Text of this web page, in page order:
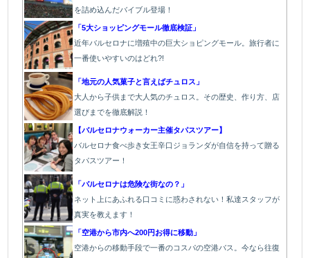
を詰め込んだバイブル登場！
「5大ショッピングモール徹底検証」
近年バルセロナに増殖中の巨大ショピングモール。旅行者に
一番使いやすいのはどれ?!
「地元の人気菓子と言えばチュロス」
大人から子供まで大人気のチュロス。その歴史、作り方、店
選びまでを徹底解説！
【バルセロナウォーカー主催タパスツアー】
バルセロナ食べ歩き女王辛口ジョランダが自信を持って贈る
タパスツアー！
「バルセロナは危険な街なの？」
ネット上にあふれる口コミに惑わされない！私達スタッフが
真実を教えます！
「空港から市内へ200円お得に移動」
空港からの移動手段で一番のコスパの空港バス。今なら往復